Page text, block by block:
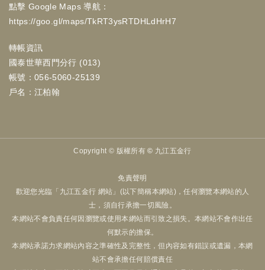
點擊 Google Maps 導航：
https://goo.gl/maps/TkRT3ysRTDHLdHrH7
轉帳資訊
國泰世華西門分行 (013)
帳號：056-5060-25139
戶名：江柏翰
Copyright © 版權所有 © 九江五金行
免責聲明
歡迎您光臨「九江五金行 網站」(以下簡稱本網站)，任何瀏覽本網站的人
士，須自行承擔一切風險。
本網站不會負責任何因瀏覽或使用本網站而引致之損失。本網站不會作出任
何默示的擔保。
本網站承諾力求網站內容之準確性及完整性，但內容如有錯誤或遺漏，本網
站不會承擔任何賠償責任